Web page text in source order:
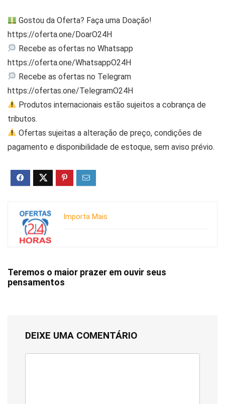
Gostou da Oferta? Faça uma Doação!
https://oferta.one/DoarO24H
Recebe as ofertas no Whatsapp
https://oferta.one/WhatsappO24H
Recebe as ofertas no Telegram
https://ofertas.one/TelegramO24H
Produtos internacionais estão sujeitos a cobrança de
tributos.
Ofertas sujeitas a alteração de preço, condições de
pagamento e disponibilidade de estoque, sem aviso prévio.
Importa Mais
Teremos o maior prazer em ouvir seus
pensamentos
DEIXE UMA COMENTÁRIO